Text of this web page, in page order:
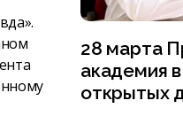
28 марта
академия
открытых